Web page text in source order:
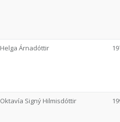
Helga Árnadóttir
Oktavía Signý Hilmisdóttir